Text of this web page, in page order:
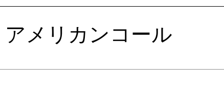
アメリカンコール